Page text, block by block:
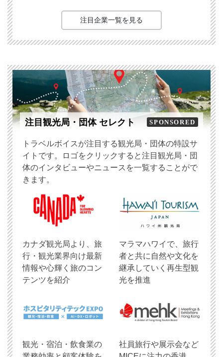
注目企業一覧を見る
注目観光局・団体 セレクト SPONSORED
トラベルボイスが注目する観光局・団体の特設サ
イトです。ロゴをクリックすると注目観光局・団
体のインタビューやニュースを一覧することがで
きます。
​カナダ観光局より、旅
行・観光業界向け最新
情報や心輝く旅のコン
テンツを紹介
マラマハワイで、旅行
者と共に自然や文化を
継承していく再生型観
光を推進
観光・宿泊・飲食業の
社員旅行や展示会など